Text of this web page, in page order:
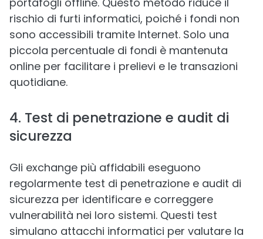
rischio di furti informatici, poiché i fondi non
sono accessibili tramite Internet. Solo una
piccola percentuale di fondi è mantenuta
online per facilitare i prelievi e le transazioni
quotidiane.
4. Test di penetrazione e audit di
sicurezza
Gli exchange più affidabili eseguono
regolarmente test di penetrazione e audit di
sicurezza per identificare e correggere
vulnerabilità nei loro sistemi. Questi test
simulano attacchi informatici per valutare la